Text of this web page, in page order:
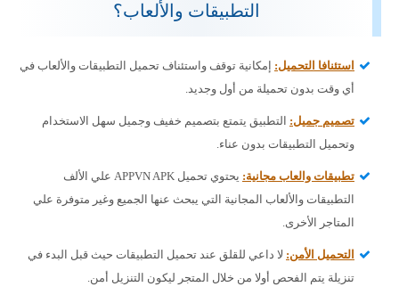
التطبيقات والألعاب؟
استئنافا التحميل: إمكانية توقف واستئناف تحميل التطبيقات والألعاب في
أي وقت بدون تحميلة من أول وجديد.
تصميم جميل: التطبيق يتمتع بتصميم خفيف وجميل سهل الاستخدام
وتحميل التطبيقات بدون عناء.
تطبيقات والعاب مجانية:
يحتوي تحميل APPVN APK علي الألف
التطبيقات والألعاب المجانية التي يبحث عنها الجميع وغير متوفرة علي
المتاجر الأخرى.
التحميل الأمن: لا داعي للقلق عند تحميل التطبيقات حيث قبل البدء في
تنزيلة يتم الفحص أولا من خلال المتجر ليكون التنزيل أمن.